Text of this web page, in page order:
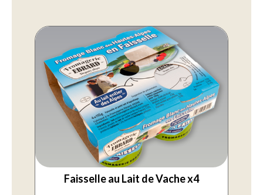
Faisselle au Lait de Vache x4